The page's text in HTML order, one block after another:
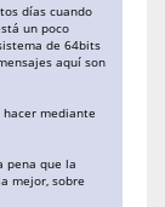
días cuando
un poco
de 64bits
aquí son
hacer mediante
pena que la
mejor, sobre